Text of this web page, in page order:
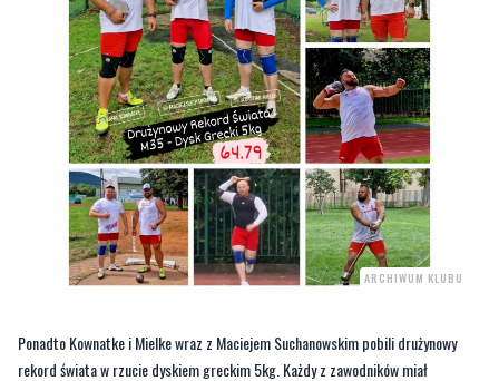
ARCHIWUM KLUBU
Ponadto Kownatke i Mielke wraz z Maciejem Suchanowskim pobili drużynowy
rekord świata w rzucie dyskiem greckim 5kg. Każdy z zawodników miał
Rekord został pobity dopiero w ostatniej próbie, którą wykonał Sebastian
Mielke . Kownatke rzucił 24,22, Suchanowski 22,14, a Mielke 18,43. Te rezultaty